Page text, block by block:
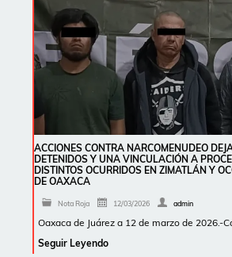
ACCIONES CONTRA NARCOMENUDEO
DETENIDOS Y UNA VINCULACIÓN A
DISTINTOS OCURRIDOS EN ZIMATLÁN Y
DE OAXACA
Nota Roja 12/03/2026 admin
Oaxaca de Juárez a 12 de marzo de 2026.-
Seguir Leyendo